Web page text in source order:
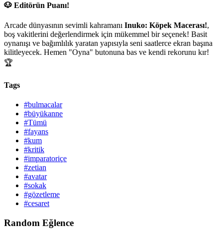
🐶 Editörün Puanı!
Arcade dünyasının sevimli kahramanı Inuko: Köpek Macerası!,
boş vakitlerini değerlendirmek için mükemmel bir seçenek! Basit
oynanışı ve bağımlılık yaratan yapısıyla seni saatlerce ekran başına
kilitleyecek. Hemen "Oyna" butonuna bas ve kendi rekorunu kır!
🏆
Tags
#bulmacalar
#büyükanne
#Tümü
#fayans
#kum
#kritik
#imparatoriçe
#zetian
#avatar
#sokak
#gözetleme
#cesaret
Random Eğlence